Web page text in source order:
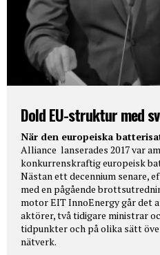
Dold EU-struktur med
När den europeiska
Alliance lanserades 2017 var
konkurrenskraftig europeisk
Nästan ett decennium senare,
med en pågående
motor EIT InnoEnergy går det
aktörer, två tidigare ministrar
tidpunkter och på olika sätt
nätverk.